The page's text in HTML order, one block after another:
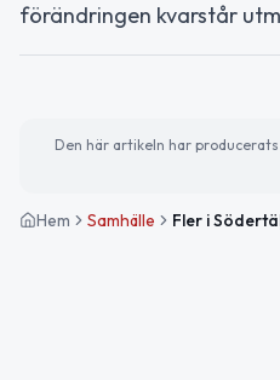
förändringen kvarstår
Den här artikeln har
Hem Samhälle